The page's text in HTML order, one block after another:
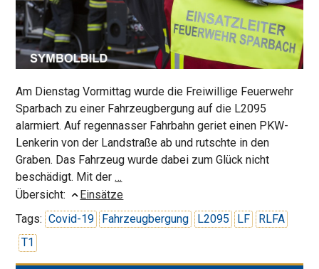
Am Dienstag Vormittag wurde die Freiwillige Feuerwehr
Sparbach zu einer Fahrzeugbergung auf die L2095
alarmiert. Auf regennasser Fahrbahn geriet einen PKW-
Lenkerin von der Landstraße ab und rutschte in den
Graben. Das Fahrzeug wurde dabei zum Glück nicht
beschädigt. Mit der…
in
Graben
Übersicht:
Einsätze
Tags: Covid-19 Fahrzeugbergung L2095 LF
RLFA
T1